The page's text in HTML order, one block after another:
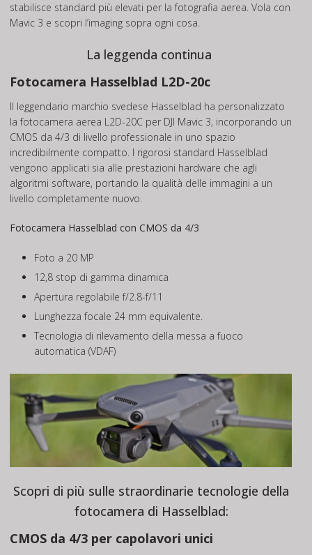
stabilisce standard più elevati per la fotografia aerea. Vola con
Mavic 3 e scopri l’imaging sopra ogni cosa.
La leggenda continua
Fotocamera Hasselblad L2D-20c
Il leggendario marchio svedese Hasselblad ha personalizzato
la fotocamera aerea L2D-20C per DJI Mavic 3, incorporando un
CMOS da 4/3 di livello professionale in uno spazio
incredibilmente compatto. I rigorosi standard Hasselblad
vengono applicati sia alle prestazioni hardware che agli
algoritmi software, portando la qualità delle immagini a un
livello completamente nuovo.
Fotocamera Hasselblad con CMOS da 4/3
Foto a 20 MP
12,8 stop di gamma dinamica
Apertura regolabile f/2.8-f/11
Lunghezza focale 24 mm equivalente.
Tecnologia di rilevamento della messa a fuoco
automatica (VDAF)
Scopri di più sulle straordinarie tecnologie della
fotocamera di Hasselblad:
CMOS da 4/3 per capolavori unici